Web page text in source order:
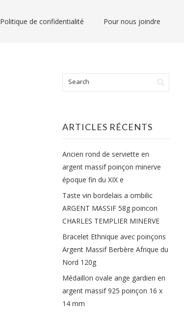
Politique de confidentialité Pour nous joindre
ARTICLES RÉCENTS
Ancien rond de serviette en
argent massif poinçon minerve
époque fin du XIX e
Taste vin bordelais a ombilic
ARGENT MASSIF 58g poincon
CHARLES TEMPLIER MINERVE
Bracelet Ethnique avec poinçons
Argent Massif Berbère Afrique du
Nord 120g
Médaillon ovale ange gardien en
argent massif 925 poinçon 16 x
14 mm